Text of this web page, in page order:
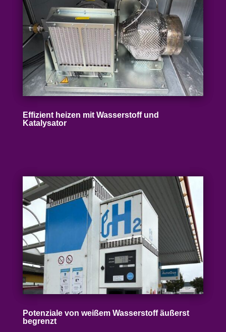
Effizient heizen mit Wasser­stoff und
Katalysator
Poten­ziale von weißem Wasser­stoff äußerst
begrenzt